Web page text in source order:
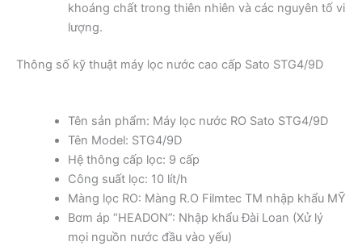
khoáng chất trong thiên nhiên và các nguyên tố vi
lượng.
Thông số kỹ thuật máy lọc nước cao cấp Sato STG4/9D
Tên sản phẩm: Máy lọc nước RO Sato STG4/9D
Tên Model: STG4/9D
Hệ thông cấp lọc: 9 cấp
Công suất lọc: 10 lít/h
Màng lọc RO: Màng R.O Filmtec TM nhập khẩu MỸ
Bơm áp “HEADON”: Nhập khẩu Đài Loan (Xử lý
mọi nguồn nước đầu vào yếu)